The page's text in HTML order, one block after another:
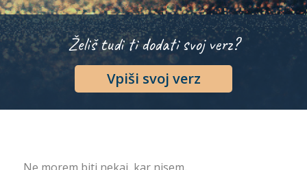
Želiš tudi ti dodati svoj verz?
Vpiši svoj verz